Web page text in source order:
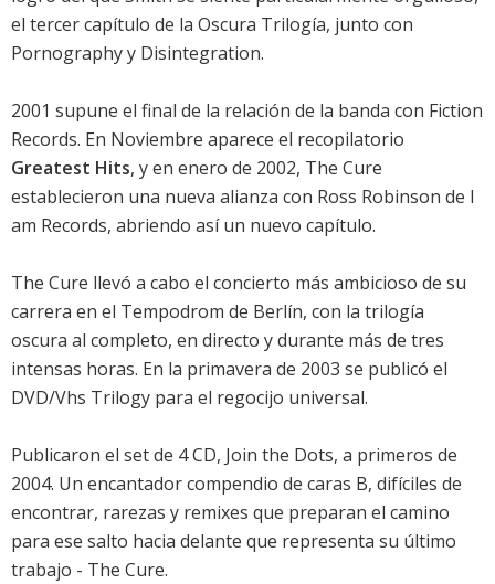
el tercer capítulo de la Oscura Trilogía, junto con
Pornography y Disintegration.
2001 supune el final de la relación de la banda con Fiction
Records. En Noviembre aparece el recopilatorio
Greatest Hits, y en enero de 2002, The Cure
establecieron una nueva alianza con Ross Robinson de I
am Records, abriendo así un nuevo capítulo.
The Cure llevó a cabo el concierto más ambicioso de su
carrera en el Tempodrom de Berlín, con la trilogía
oscura al completo, en directo y durante más de tres
intensas horas. En la primavera de 2003 se publicó el
DVD/Vhs Trilogy para el regocijo universal.
Publicaron el set de 4 CD, Join the Dots, a primeros de
2004. Un encantador compendio de caras B, difíciles de
encontrar, rarezas y remixes que preparan el camino
para ese salto hacia delante que representa su último
trabajo - The Cure.